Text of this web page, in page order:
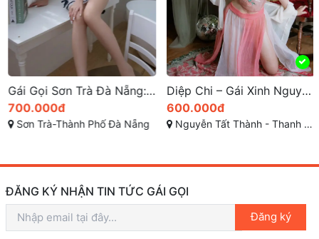
Gái Gọi Sơn Trà Đà Nẵng: Dịch Vụ Tình Dục Đẳng Cấp
700.000đ
Sơn Trà-Thành Phố Đà Nẵng
Diệp Chi – Gái Xinh Nguyễn Tất Thành: Dâm Đãng, Nhẹ Nhàng Dễ Thương, Make Love Đầy Đam Mê
600.000đ
Nguyễn Tất Thành - Thanh Khê - Đà Nẵng
ĐĂNG KÝ NHẬN TIN TỨC GÁI GỌI
Đăng ký